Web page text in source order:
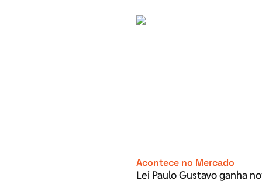
Acontece no Mercado
Lei Paulo Gustavo ganha